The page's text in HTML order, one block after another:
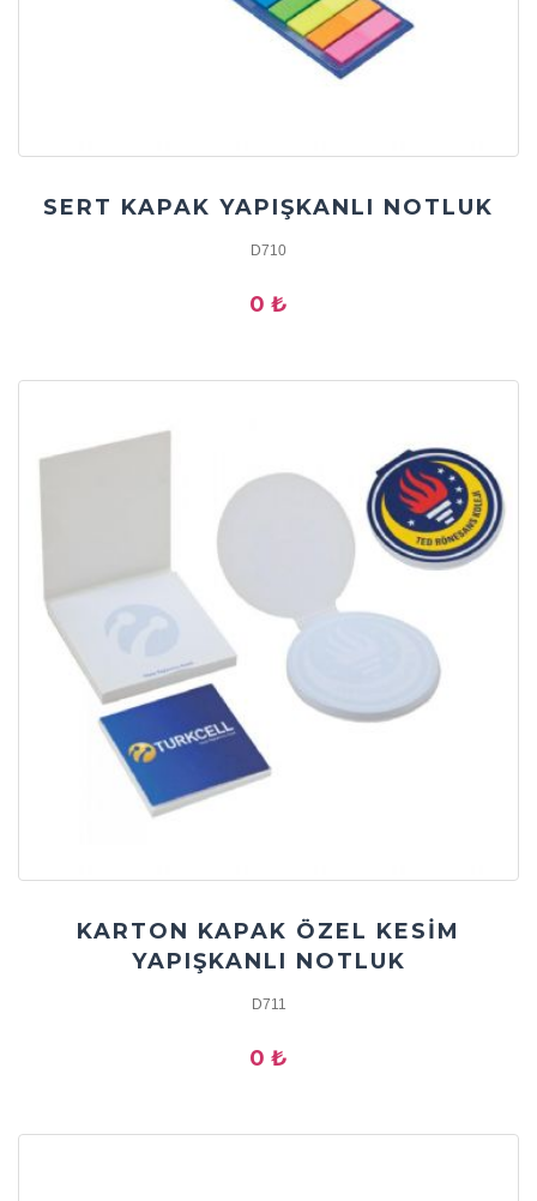
SERT KAPAK YAPIŞKANLI NOTLUK
D710
0 ₺
KARTON KAPAK ÖZEL KESİM
YAPIŞKANLI NOTLUK
D711
0 ₺